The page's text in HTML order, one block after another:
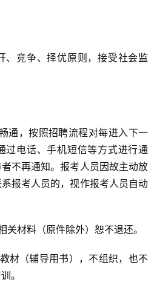
、竞争、择优原则，接受社会监
通，按照招聘流程对每进入下一
过电话、手机短信等方式进行通
不再通知。报考人员因故主动放
报考人员的，视作报考人员自动
材料（原件除外）恕不退还。
材（辅导用书），不组织，也不
。